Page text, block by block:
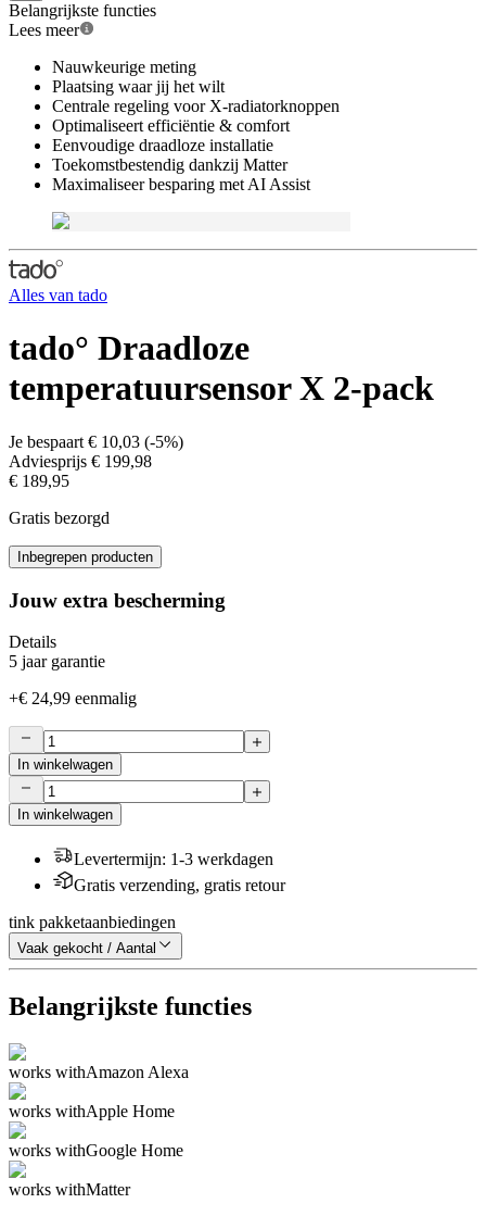
Belangrijkste functies
Lees meer
Nauwkeurige meting
Plaatsing waar jij het wilt
Centrale regeling voor X-radiatorknoppen
Optimaliseert efficiëntie & comfort
Eenvoudige draadloze installatie
Toekomstbestendig dankzij Matter
Maximaliseer besparing met AI Assist
Alles van tado
tado° Draadloze
temperatuursensor X 2-pack
Je bespaart € 10,03 (-5%)
Adviesprijs € 199,98
€ 189,95
Gratis bezorgd
Inbegrepen producten
Jouw extra bescherming
Details
5 jaar garantie
+€ 24,99 eenmalig
In winkelwagen
In winkelwagen
Levertermijn: 1-3 werkdagen
Gratis verzending, gratis retour
tink pakketaanbiedingen
Vaak gekocht / Aantal
Belangrijkste functies
works withAmazon Alexa
works withApple Home
works withGoogle Home
works withMatter